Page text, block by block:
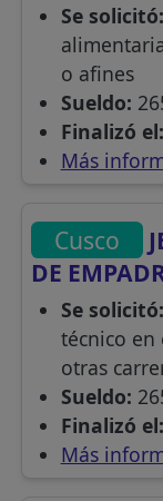
Se solicitó:
o afines
Sueldo:
Finalizó el:
Más
Cusco
DE
Se solicitó:
técnico en
otras
Sueldo:
Finalizó el:
Más